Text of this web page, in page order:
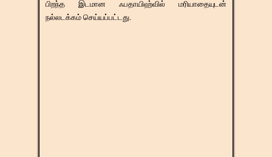
பிறந்த இடமான ஃபதாயிஹ்வில் மரியாதையுடன்
நல்லடக்கம் செய்யப்பட்டது.